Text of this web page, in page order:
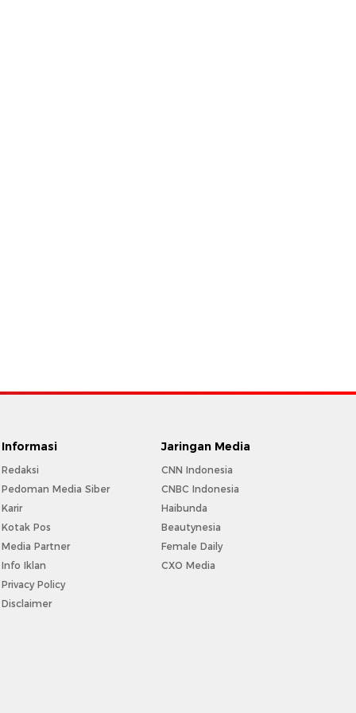
Informasi
Redaksi
Pedoman Media Siber
Karir
Kotak Pos
Media Partner
Info Iklan
Privacy Policy
Disclaimer
Jaringan Media
CNN Indonesia
CNBC Indonesia
Haibunda
Beautynesia
Female Daily
CXO Media